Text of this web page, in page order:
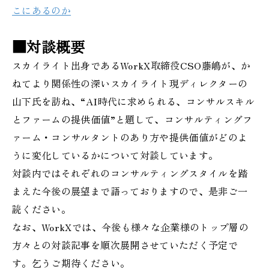
こにあるのか
■対談概要
スカイライト出身であるWorkX取締役CSO藤嶋が、か
ねてより関係性の深いスカイライト現ディレクターの
山下氏を訪ね、“AI時代に求められる、コンサルスキル
とファームの提供価値”と題して、コンサルティングフ
ァーム・コンサルタントのあり方や提供価値がどのよ
うに変化しているかについて対談しています。
対談内ではそれぞれのコンサルティングスタイルを踏
まえた今後の展望まで語っておりますので、是非ご一
読ください。
なお、WorkXでは、今後も様々な企業様のトップ層の
方々との対談記事を順次展開させていただく予定で
す。乞うご期待ください。